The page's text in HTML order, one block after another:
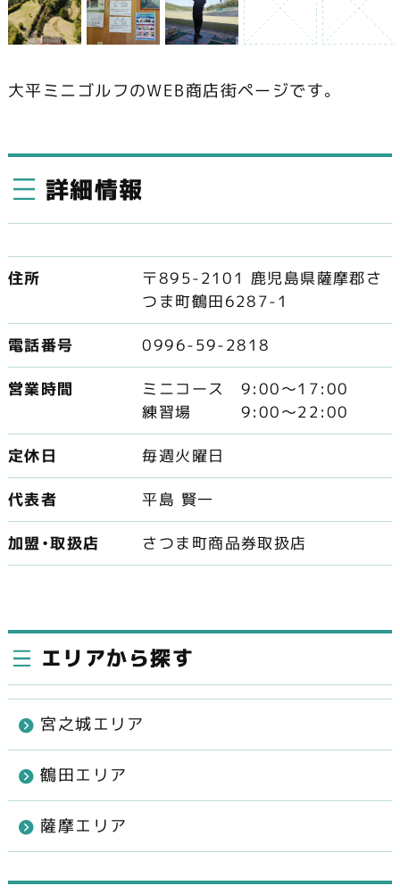
大平ミニゴルフのWEB商店街ページです。
詳細情報
住所
〒895-2101 鹿児島県薩摩郡さ
つま町鶴田6287-1
電話番号 0996-59-2818
営業時間
ミニコース 9:00～17:00
練習場 9:00～22:00
定休日 毎週火曜日
代表者 平島 賢一
加盟・取扱店 さつま町商品券取扱店
エリアから探す
宮之城エリア
鶴田エリア
薩摩エリア